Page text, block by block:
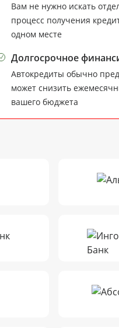
Вам не нужно искать
процесс получения
одном месте
Долгосрочное
Автокредиты обычно
может снизить
вашего бюджета